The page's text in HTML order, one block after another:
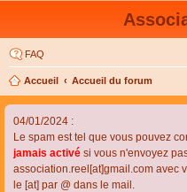
FAQ
Accueil Accueil du forum
04/01/2024 :
Le spam est tel que vous pouvez
jamais activé si vous n'envoyez
association.reel[at]gmail.com avec
le [at] par @ dans le mail.